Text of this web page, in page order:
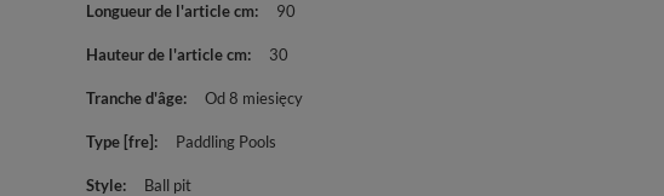
Longueur de l'article cm 90
Hauteur de l'article cm 30
Tranche d'âge Od 8 miesięcy
Type [fre] Paddling Pools
Style Ball pit